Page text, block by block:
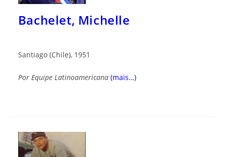
Bachelet, Michelle
Santiago (Chile), 1951
Por Equipe Latinoamericana (mais…)